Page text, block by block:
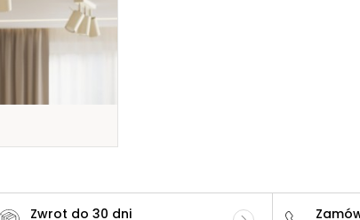
Zwrot do 30 dni